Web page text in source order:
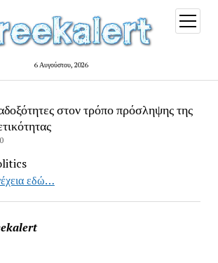
6 Αυγούστου, 2026
open
menu
στον τρόπο πρόσληψης της
εδώ…